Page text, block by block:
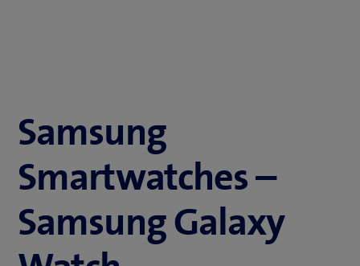
Samsung
Smartwatches –
Samsung Galaxy